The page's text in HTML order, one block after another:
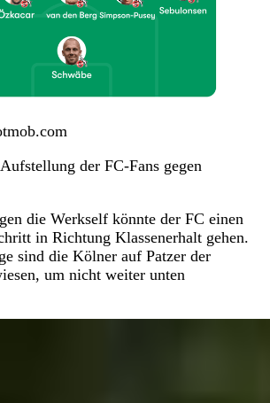
der FC-Fans gegen
die Werkself könnte der FC einen
in Richtung Klassenerhalt gehen.
sind die Kölner auf Patzer der
um nicht weiter unten